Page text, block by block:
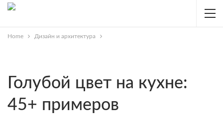
Home Дизайн и архитектура
Голубой цвет на кухне:
45+ примеров